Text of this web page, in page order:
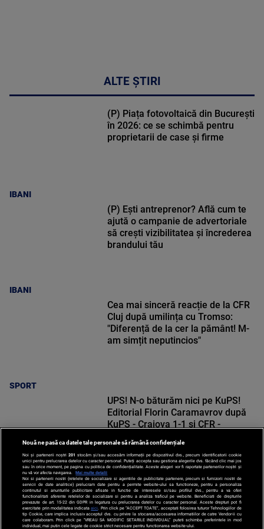
ALTE ȘTIRI
IBANI
(P) Piața fotovoltaică din București
în 2026: ce se schimbă pentru
proprietarii de case și firme
IBANI
(P) Ești antreprenor? Află cum te
ajută o campanie de advertoriale
să crești vizibilitatea și încrederea
brandului tău
SPORT
Cea mai sinceră reacție de la CFR
Cluj după umilința cu Tromso:
"Diferență de la cer la pământ! M-
am simțit neputincios"
SPORT
UPS! N-o băturăm nici pe KuPS!
Editorial Florin Caramavrov după
KuPS - Craiova 1-1 și CFR -
Nouă ne pasă ca datele tale personale să rămână confidențiale
Noi și partenerii noștri 201 stocăm și/sau accesăm informații pe dispozitivul dvs., precum identificatorii cookie
unici pentru prelucrarea datelor cu caracter personal. Puteți accepta sau gestiona alegerile dvs. făcând clic mai jos
sau în orice moment, pe pagina cu politica de confidențialitate. Aceste alegeri vor fi raportate partenerilor noștri și
nu vă vor afecta navigarea.
Mai multe detalii
Noi si partenerii nostri (retelele de socializare si agentiile de publicitate partenere, precum si furnizorii nostri de
servicii de date analitice) prelucram date pentru a permite website-ului sa functioneze, pentru a personaliza
continutul si anunturile publicitare afisate in functie de interesele si/sau profilul dvs., pentru a va oferi
functionalitati aferente retelelor de socializare si pentru a analiza traficul pe website. Beneficiati de drepturile
prevazute de art. 15-22 din GDPR in legatura cu prelucrarea datelor cu caracter personal. Aceste drepturi pot fi
exercitate prin modalitatea indicataaici . Prin click pe “ACCEPT TOATE”, acceptati folosirea tuturor Tehnologiilor de
tip Cookie, care implica inclusiv acceptul dvs. cu privire la stocarea/accesarea informatiilor de catre Vendor-ii cu
care colaboram. Prin click pe “VREAU SA MODIFIC SETARILE INDIVIDUAL” puteti schimba preferintele in mod
individual, mai putin cele legate de cookie strict necesare pentru functionarea website-ului.